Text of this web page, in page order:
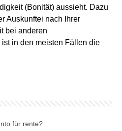
(Bonität) aussieht. Dazu
Auskunftei nach Ihrer
bei anderen
in den meisten Fällen die
für rente?